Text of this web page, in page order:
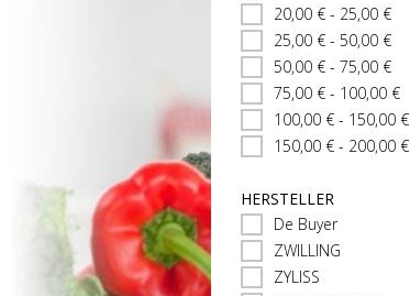
20,00 € - 25,00 €
25,00 € - 50,00 €
50,00 € - 75,00 €
75,00 € - 100,00 €
100,00 € - 150,00 €
150,00 € - 200,00 €
HERSTELLER
De Buyer
ZWILLING
ZYLISS